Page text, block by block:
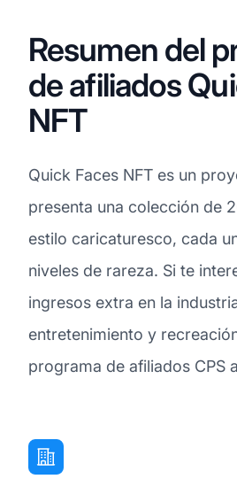
Resumen del
de afiliados
NFT
Quick Faces NFT es un
presenta una colección de
estilo caricaturesco, cada
niveles de rareza. Si te
ingresos extra en la
entretenimiento y
programa de afiliados CPS